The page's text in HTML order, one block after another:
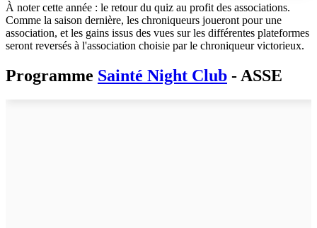
À noter cette année : le retour du quiz au profit des associations.
Comme la saison dernière, les chroniqueurs joueront pour une
association, et les gains issus des vues sur les différentes plateformes
seront reversés à l'association choisie par le chroniqueur victorieux.
Programme Sainté Night Club - ASSE